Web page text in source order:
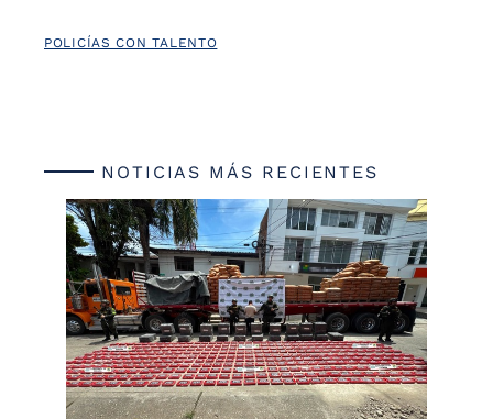
POLICÍAS CON TALENTO
NOTICIAS MÁS RECIENTES